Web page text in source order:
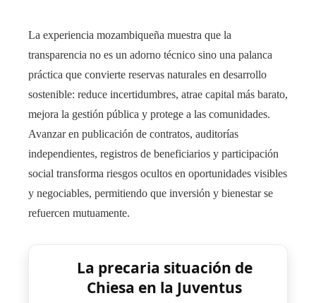
La experiencia mozambiqueña muestra que la
transparencia no es un adorno técnico sino una palanca
práctica que convierte reservas naturales en desarrollo
sostenible: reduce incertidumbres, atrae capital más barato,
mejora la gestión pública y protege a las comunidades.
Avanzar en publicación de contratos, auditorías
independientes, registros de beneficiarios y participación
social transforma riesgos ocultos en oportunidades visibles
y negociables, permitiendo que inversión y bienestar se
refuercen mutuamente.
La precaria situación de
Chiesa en la Juventus